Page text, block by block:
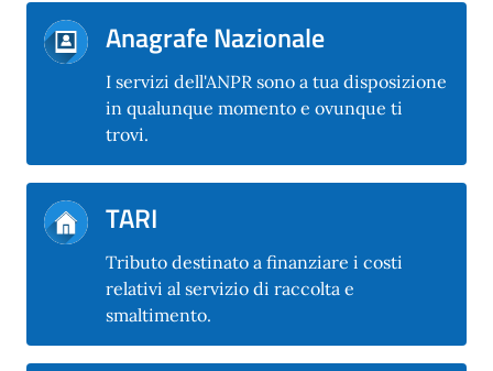
Anagrafe Nazionale
I servizi dell'ANPR sono a tua disposizione
in qualunque momento e ovunque ti
trovi.
TARI
Tributo destinato a finanziare i costi
relativi al servizio di raccolta e
smaltimento.